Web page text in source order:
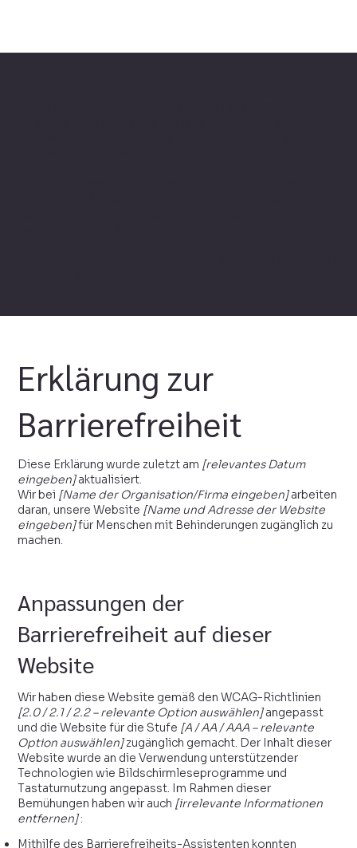
Erklärung zur
Barrierefreiheit
Diese Erklärung wurde zuletzt am [relevantes Datum
eingeben]aktualisiert.
Wir bei [Name der Organisation/Firma eingeben]arbeiten
daran, unsere Website [Name und Adresse der Website
eingeben]für Menschen mit Behinderungen zugänglich zu
machen.
Anpassungen der
Barrierefreiheit auf dieser
Website
Wir haben diese Website gemäß den WCAG-Richtlinien
[2.0 / 2.1 / 2.2 – relevante Option auswählen]angepasst
und die Website für die Stufe [A / AA / AAA – relevante
Option auswählen]zugänglich gemacht. Der Inhalt dieser
Website wurde an die Verwendung unterstützender
Technologien wie Bildschirmleseprogramme und
Tastaturnutzung angepasst. Im Rahmen dieser
Bemühungen haben wir auch [irrelevante Informationen
entfernen]:
Mithilfe des Barrierefreiheits-Assistenten konnten